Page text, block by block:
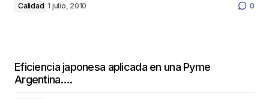
Calidad 1 julio, 2010 0
Eficiencia japonesa aplicada en una Pyme
Argentina….